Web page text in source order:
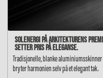
Solenergi på arkitekturens
setter pris på eleganse.
Tradisjonelle, blanke aluminiumsskinner
bryter harmonien selv på et elegant tak.